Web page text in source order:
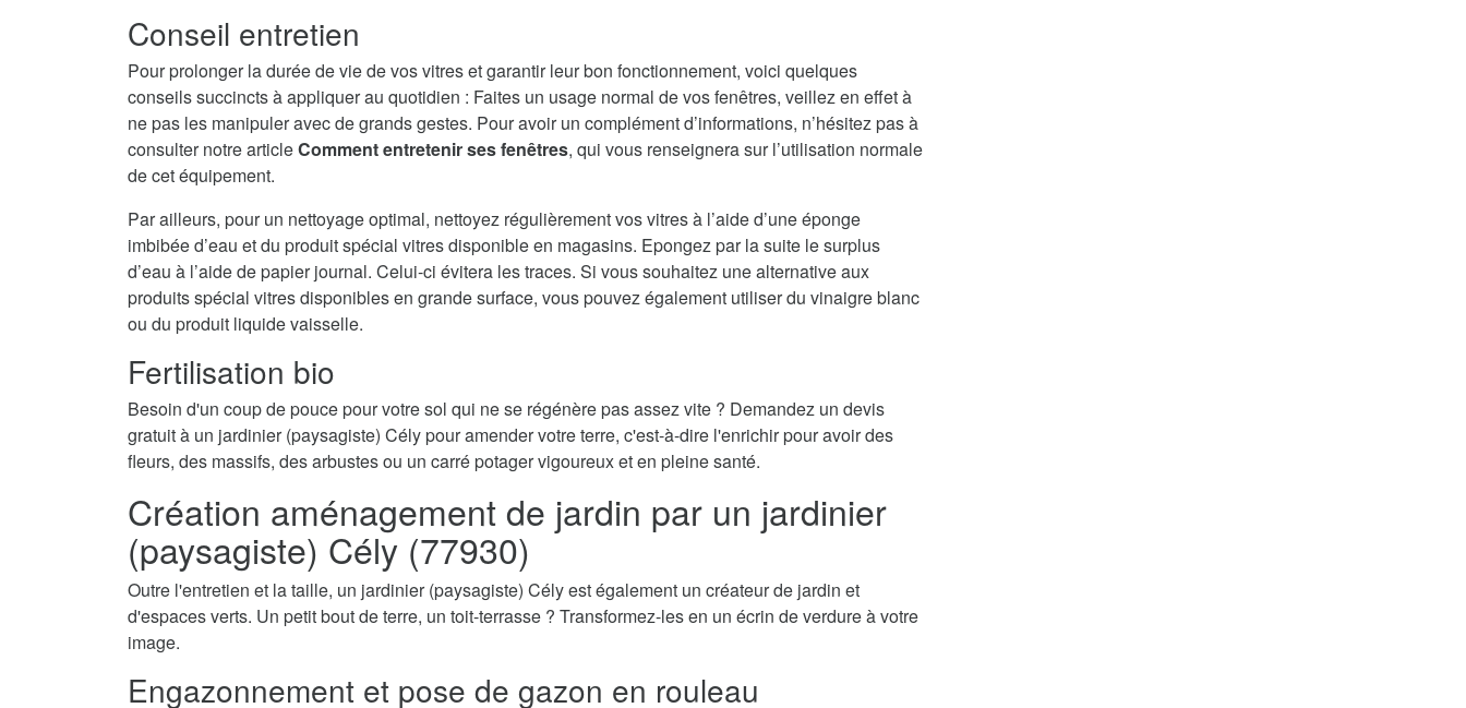
Conseil entretien
Pour prolonger la durée de vie de vos vitres et garantir leur bon fonctionnement, voici quelques
conseils succincts à appliquer au quotidien : Faites un usage normal de vos fenêtres, veillez en effet à
ne pas les manipuler avec de grands gestes. Pour avoir un complément d’informations, n’hésitez pas à
consulter notre articleComment entretenir ses fenêtres, qui vous renseignera sur l’utilisation normale
de cet équipement.
Par ailleurs, pour un nettoyage optimal, nettoyez régulièrement vos vitres à l’aide d’une éponge
imbibée d’eau et du produit spécial vitres disponible en magasins. Epongez par la suite le surplus
d’eau à l’aide de papier journal. Celui-ci évitera les traces. Si vous souhaitez une alternative aux
produits spécial vitres disponibles en grande surface, vous pouvez également utiliser du vinaigre blanc
ou du produit liquide vaisselle.
Fertilisation bio
Besoin d'un coup de pouce pour votre sol qui ne se régénère pas assez vite ? Demandez un devis
gratuit à un jardinier (paysagiste) Cély pour amender votre terre, c'est-à-dire l'enrichir pour avoir des
fleurs, des massifs, des arbustes ou un carré potager vigoureux et en pleine santé.
Création aménagement de jardin par un jardinier
(paysagiste) Cély (77930)
Outre l'entretien et la taille, un jardinier (paysagiste) Cély est également un créateur de jardin et
d'espaces verts. Un petit bout de terre, un toit-terrasse ? Transformez-les en un écrin de verdure à votre
image.
Engazonnement et pose de gazon en rouleau